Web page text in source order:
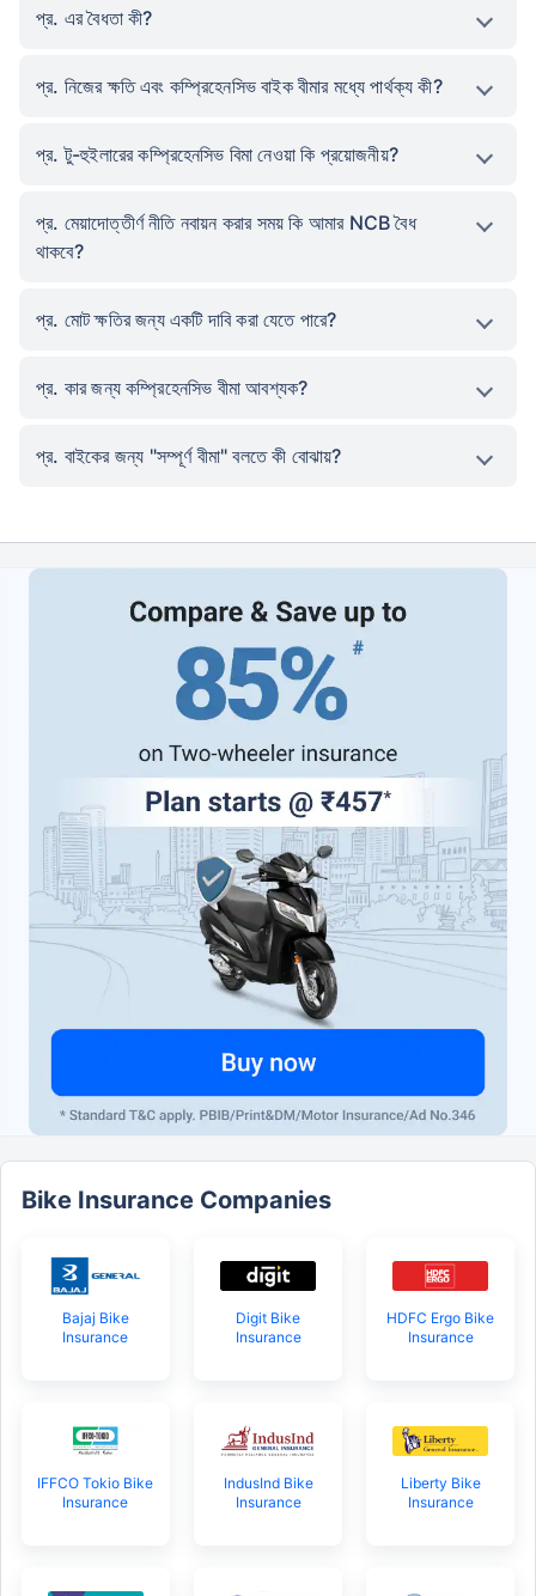
প্র. এর বৈধতা কী?
প্র. নিজের ক্ষতি এবং কম্প্রিহেনসিভ বাইক বীমার মধ্যে পার্থক্য কী?
প্র. টু-হুইলারের কম্প্রিহেনসিভ বিমা নেওয়া কি প্রয়োজনীয়?
প্র. মেয়াদোত্তীর্ণ নীতি নবায়ন করার সময় কি আমার NCB বৈধ
থাকবে?
প্র. মোট ক্ষতির জন্য একটি দাবি করা যেতে পারে?
প্র. কার জন্য কম্প্রিহেনসিভ বীমা আবশ্যক?
প্র. বাইকের জন্য "সম্পূর্ণ বীমা" বলতে কী বোঝায়?
Bike Insurance Companies
Bajaj Bike
Insurance
Digit Bike
Insurance
HDFC Ergo Bike
Insurance
IFFCO Tokio Bike
Insurance
IndusInd Bike
Insurance
Liberty Bike
Insurance